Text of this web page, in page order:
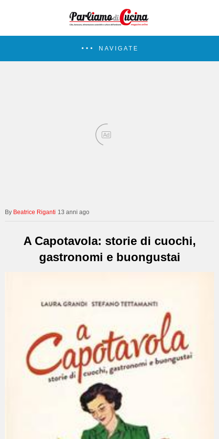
NAVIGATE
Ad
Beatrice Riganti 13 anni ago
A Capotavola: storie di cuochi,
gastronomi e buongustai